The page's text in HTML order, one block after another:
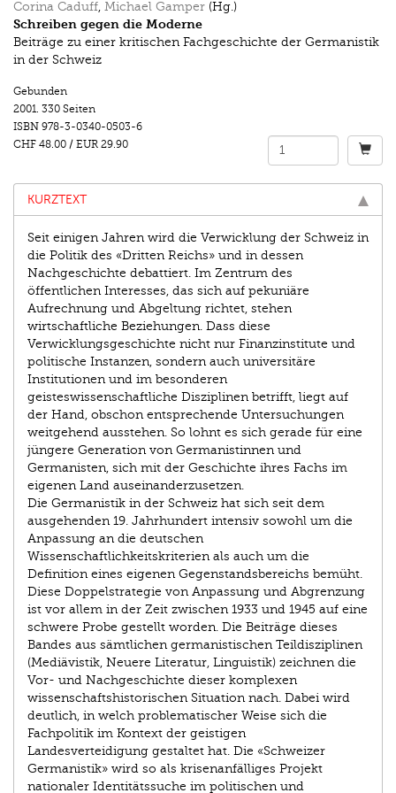
Corina Caduff Michael Gamper (Hg.)
Schreiben gegen die Moderne
Beiträge zu einer kritischen Fachgeschichte der Germanistik
in der Schweiz
Gebunden
2001. 330 Seiten
ISBN 978-3-0340-0503-6
CHF 48.00 / EUR 29.90
KURZTEXT
Seit einigen Jahren wird die Verwicklung der Schweiz in
die Politik des «Dritten Reichs» und in dessen
Nachgeschichte debattiert. Im Zentrum des
öffentlichen Interesses, das sich auf pekuniäre
Aufrechnung und Abgeltung richtet, stehen
wirtschaftliche Beziehungen. Dass diese
Verwicklungsgeschichte nicht nur Finanzinstitute und
politische Instanzen, sondern auch universitäre
Institutionen und im besonderen
geisteswissenschaftliche Disziplinen betrifft, liegt auf
der Hand, obschon entsprechende Untersuchungen
weitgehend ausstehen. So lohnt es sich gerade für eine
jüngere Generation von Germanistinnen und
Germanisten, sich mit der Geschichte ihres Fachs im
eigenen Land auseinanderzusetzen.
Die Germanistik in der Schweiz hat sich seit dem
ausgehenden 19. Jahrhundert intensiv sowohl um die
Anpassung an die deutschen
Wissenschaftlichkeitskriterien als auch um die
Definition eines eigenen Gegenstandsbereichs bemüht.
Diese Doppelstrategie von Anpassung und Abgrenzung
ist vor allem in der Zeit zwischen 1933 und 1945 auf eine
schwere Probe gestellt worden. Die Beiträge dieses
Bandes aus sämtlichen germanistischen Teildisziplinen
(Mediävistik, Neuere Literatur, Linguistik) zeichnen die
Vor- und Nachgeschichte dieser komplexen
wissenschaftshistorischen Situation nach. Dabei wird
deutlich, in welch problematischer Weise sich die
Fachpolitik im Kontext der geistigen
Landesverteidigung gestaltet hat. Die «Schweizer
Germanistik» wird so als krisenanfälliges Projekt
nationaler Identitätssuche im politischen und